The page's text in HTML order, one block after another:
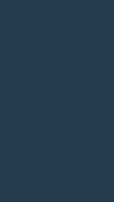
Un